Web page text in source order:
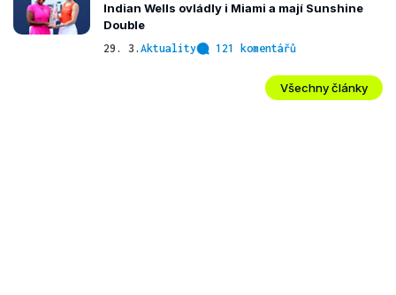
Indian Wells ovládly i Miami a mají Sunshine
Double
29. 3. Aktuality 121 komentářů
Všechny články